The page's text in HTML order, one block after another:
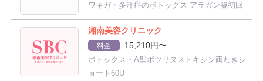
ワキガ・多汗症のボトックス アラガン脇初回
湘南美容クリニック
料金 15,210円〜
ボトックス・A型ボツリヌストキシン両わきシ
ョート60U